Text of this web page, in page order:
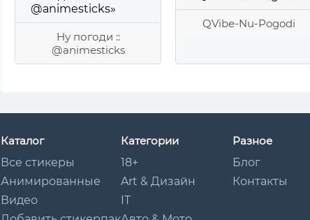
Ну погоди ::
@animesticks
QVibe-Nu-Pogodi
Каталог
Все стикеры
Анимированные
Видео
Категории
18+
Art & Дизайн
IT
Разное
Блог
Контакты